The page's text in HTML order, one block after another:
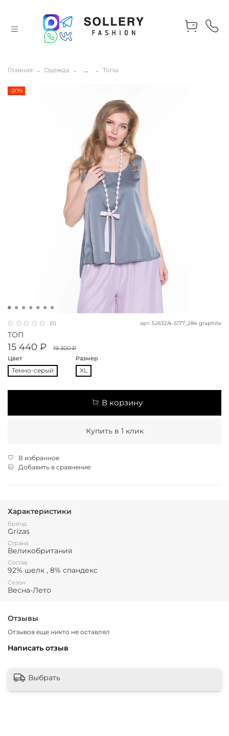
Главная Одежда ... Топы
-20%
(0) арт. 52632/4-S177_284 graphite
ТОП
15 440 ₽
19 300 ₽
Цвет
Темно-серый
Размер
XL
В корзину
Купить в 1 клик
В избранное
Добавить в сравнение
Характеристики
Бренд
Grizas
Страна
Великобритания
Состав
92% шелк , 8% спандекс
Сезон
Весна-Лето
Отзывы
Отзывов еще никто не оставлял
Написать отзыв
Выбрать